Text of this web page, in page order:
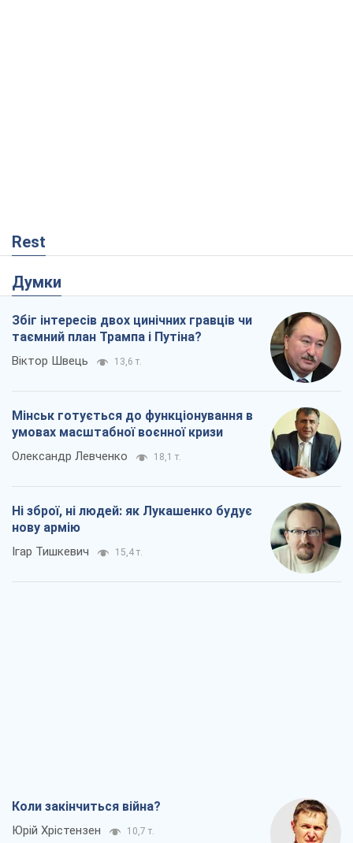
Rest
Думки
Збіг інтересів двох цинічних гравців чи
таємний план Трампа і Путіна?
Віктор Швець 13,6 т.
Мінськ готується до функціонування в
умовах масштабної воєнної кризи
Олександр Левченко 18,1 т.
Ні зброї, ні людей: як Лукашенко будує
нову армію
Ігар Тишкевич 15,4 т.
Коли закінчиться війна?
Юрій Хрістензен 10,7 т.